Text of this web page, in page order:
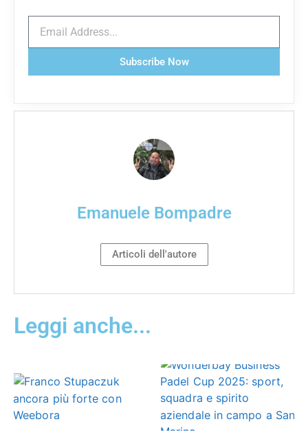
Subscribe Now
Emanuele Bompadre
Articoli dell'autore
Leggi anche...